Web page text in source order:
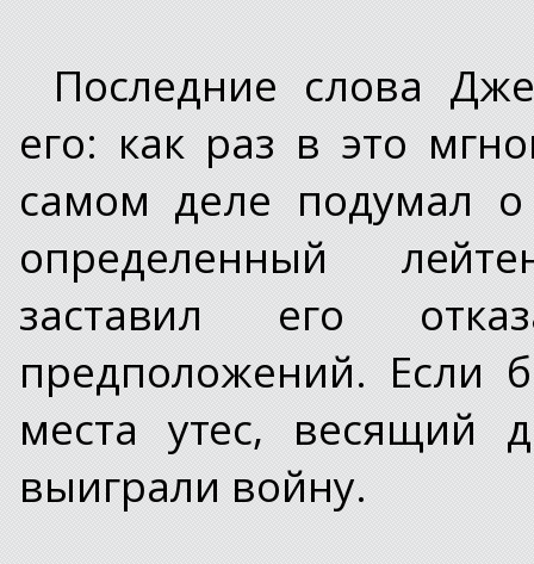
Последние слова
его: как раз в это
самом деле подумал
определенный
заставил его
предположений. Если
места утес, весящий
выиграли войну.